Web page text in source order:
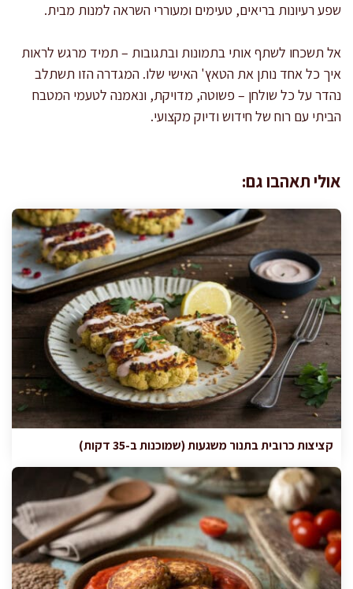
שפע רעיונות בריאים, טעימים ומעוררי השראה למנות מבית.
אל תשכחו לשתף אותי בתמונות ובתגובות – תמיד מרגש לראות
איך כל אחד נותן את הטאץ' האישי שלו. המגדרה הזו תשתלב
נהדר על כל שולחן – פשוטה, מדויקת, ונאמנה לטעמי המטבח
הביתי עם רוח של חידוש ודיוק מקצועי.
אולי תאהבו גם:
קציצות כרובית בתנור משגעות (שמוכנות ב-35 דקות)